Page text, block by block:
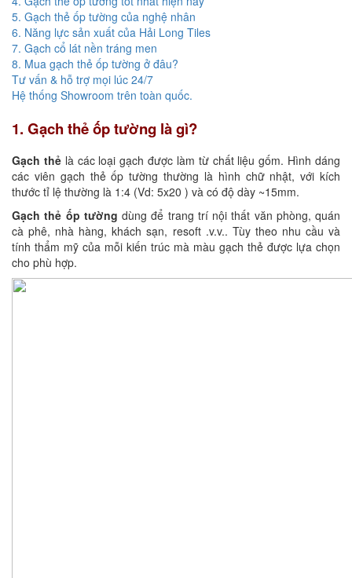
5. Gạch thẻ ốp tường của nghệ nhân
6. Năng lực sản xuất của Hải Long Tiles
7. Gạch cổ lát nền tráng men
8. Mua gạch thẻ ốp tường ở đâu?
Tư vấn & hỗ trợ mọi lúc 24/7
Hệ thống Showroom trên toàn quốc.
1. Gạch thẻ ốp tường là gì?
Gạch thẻlà các loại gạch được làm từ chất liệu gốm. Hình dáng
các viên gạch thẻ ốp tường thường là hình chữ nhật, với kích
thước tỉ lệ thường là 1:4 (Vd: 5x20 ) và có độ dày ~15mm.
Gạch thẻ ốp tường dùng để trang trí nội thất văn phòng, quán
cà phê, nhà hàng, khách sạn, resoft .v.v.. Tùy theo nhu cầu và
tính thẩm mỹ của mỗi kiến trúc mà màu gạch thẻ được lựa chọn
cho phù hợp.